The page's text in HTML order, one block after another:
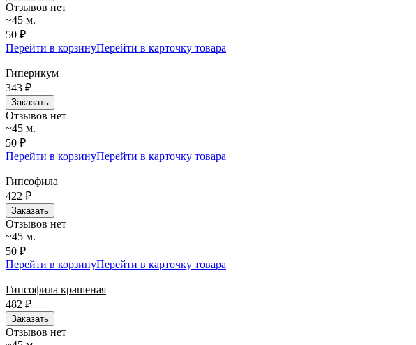
Отзывов нет
~45 м.
50 ₽
Перейти в корзинуПерейти в карточку товара
Гиперикум
343 ₽
Заказать
Отзывов нет
~45 м.
50 ₽
Перейти в корзинуПерейти в карточку товара
Гипсофила
422 ₽
Заказать
Отзывов нет
~45 м.
50 ₽
Перейти в корзинуПерейти в карточку товара
Гипсофила крашеная
482 ₽
Заказать
Отзывов нет